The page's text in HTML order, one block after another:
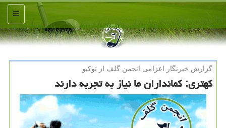
منو
گزارش خبرنگار اعزامی انجمن گلف از توكیو
کهتری: کمانداران ما نیاز به تجربه دارند